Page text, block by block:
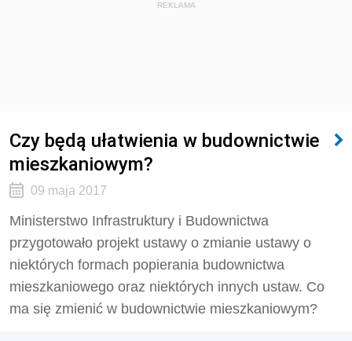
REKLAMA
Czy będą ułatwienia w budownictwie
mieszkaniowym?
09 maja 2017
Ministerstwo Infrastruktury i Budownictwa
przygotowało projekt ustawy o zmianie ustawy o
niektórych formach popierania budownictwa
mieszkaniowego oraz niektórych innych ustaw. Co
ma się zmienić w budownictwie mieszkaniowym?